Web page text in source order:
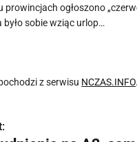
ogłoszono
sobie wziąc urlop…
z serwisu NCZAS.INFO.